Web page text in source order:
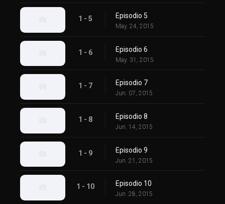
1 - 5 Episodio 5
May. 24, 2015
1 - 6 Episodio 6
May. 31, 2015
1 - 7 Episodio 7
Jun. 07, 2015
1 - 8 Episodio 8
Jun. 14, 2015
1 - 9 Episodio 9
Jun. 21, 2015
1 - 10 Episodio 10
Jun. 28, 2015